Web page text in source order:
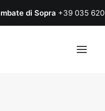
di Sopra +39 035